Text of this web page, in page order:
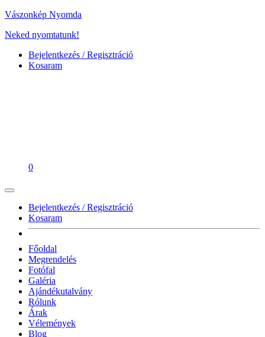
Vászonkép Nyomda
Neked nyomtatunk!
Bejelentkezés / Regisztráció
Kosaram
0
Bejelentkezés / Regisztráció
Kosaram
Főoldal
Megrendelés
Fotófal
Galéria
Ajándékutalvány
Rólunk
Árak
Vélemények
Blog